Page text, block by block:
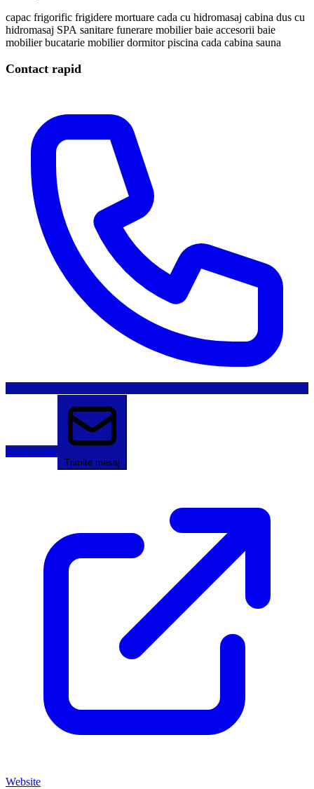
capac frigorific frigidere mortuare cada cu hidromasaj cabina dus cu
hidromasaj SPA sanitare funerare mobilier baie accesorii baie
mobilier bucatarie mobilier dormitor piscina cada cabina sauna
Contact rapid
Sună acum
Trimite mesaj
Website